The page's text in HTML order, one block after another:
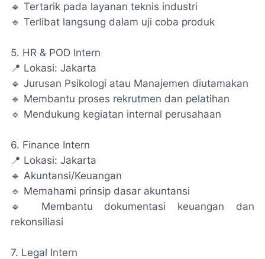
🔹 Tertarik pada layanan teknis industri
🔹 Terlibat langsung dalam uji coba produk
5. HR & POD Intern
📍 Lokasi: Jakarta
🔹 Jurusan Psikologi atau Manajemen diutamakan
🔹 Membantu proses rekrutmen dan pelatihan
🔹 Mendukung kegiatan internal perusahaan
6. Finance Intern
📍 Lokasi: Jakarta
🔹 Akuntansi/Keuangan
🔹 Memahami prinsip dasar akuntansi
🔹 Membantu dokumentasi keuangan dan
rekonsiliasi
7. Legal Intern